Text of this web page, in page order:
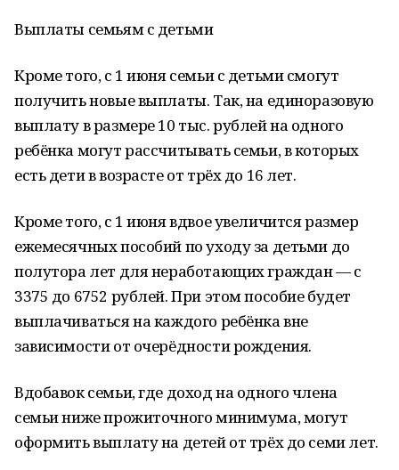
Выплаты семьям с детьми
Кроме того, с 1 июня семьи с детьми смогут
получить новые выплаты. Так, на единоразовую
выплату в размере 10 тыс. рублей на одного
ребёнка могут рассчитывать семьи, в которых
есть дети в возрасте от трёх до 16 лет.
Кроме того, с 1 июня вдвое увеличится размер
ежемесячных пособий по уходу за детьми до
полутора лет для неработающих граждан — с
3375 до 6752 рублей. При этом пособие будет
выплачиваться на каждого ребёнка вне
зависимости от очерёдности рождения.
Вдобавок семьи, где доход на одного члена
семьи ниже прожиточного минимума, могут
оформить выплату на детей от трёх до семи лет.